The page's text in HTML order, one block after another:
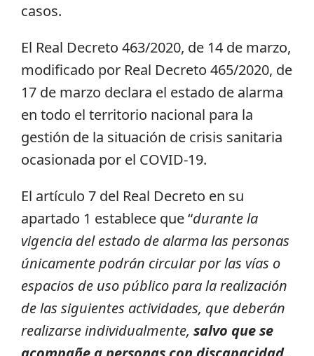
casos.
El Real Decreto 463/2020, de 14 de marzo,
modificado por Real Decreto 465/2020, de
17 de marzo declara el estado de alarma
en todo el territorio nacional para la
gestión de la situación de crisis sanitaria
ocasionada por el COVID-19.
El artículo 7 del Real Decreto en su
apartado 1 establece que “durante la
vigencia del estado de alarma las personas
únicamente podrán circular por las vías o
espacios de uso público para la realización
de las siguientes actividades, que deberán
realizarse individualmente, salvo que se